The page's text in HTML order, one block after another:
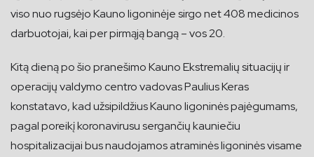
viso nuo rugsėjo Kauno ligoninėje sirgo net 408 medicinos
darbuotojai, kai per pirmąją bangą – vos 20.
Kitą dieną po šio pranešimo Kauno Ekstremalių situacijų ir
operacijų valdymo centro vadovas Paulius Keras
konstatavo, kad užsipildžius Kauno ligoninės pajėgumams,
pagal poreikį koronavirusu sergančių kauniečiu
hospitalizacijai bus naudojamos atraminės ligoninės visame